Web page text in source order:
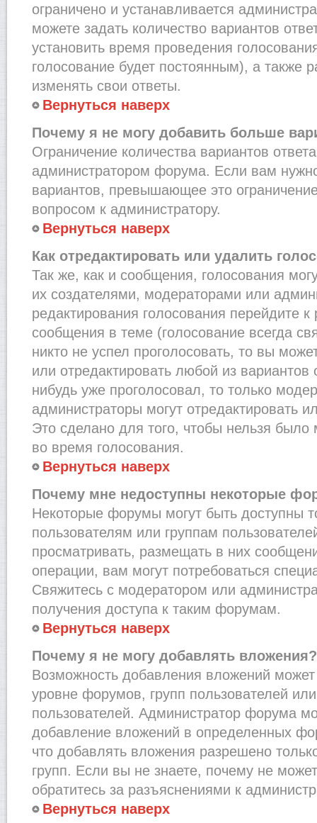
ограничено и устанавливается
можете задать количество вариантов
установить время проведения
голосование будет постоянным), а также
изменять свои ответы.
Вернуться наверх
Почему я не могу добавить больше
Ограничение количества вариантов
администратором форума. Если вам
вариантов, превышающее это
вопросом к администратору.
Вернуться наверх
Как отредактировать или удалить
Так же, как и сообщения, голосования
их создателями, модераторами или
редактирования голосования перейдите
сообщения в теме (голосование всегда
никто не успел проголосовать, то вы
или отредактировать любой из вариантов
нибудь уже проголосовал, то только
администраторы могут отредактировать
Это сделано для того, чтобы нельзя было
во время голосования.
Вернуться наверх
Почему мне недоступны некоторые
Некоторые форумы могут быть доступны
пользователям или группам
просматривать, размещать в них
операции, вам могут потребоваться
Свяжитесь с модератором или
получения доступа к таким форумам.
Вернуться наверх
Почему я не могу добавлять вложения?
Возможность добавления вложений может
уровне форумов, групп пользователей
пользователей. Администратор форума
добавление вложений в определенных
что добавлять вложения разрешено
групп. Если вы не знаете, почему не
обратитесь за разъяснениями к
Вернуться наверх